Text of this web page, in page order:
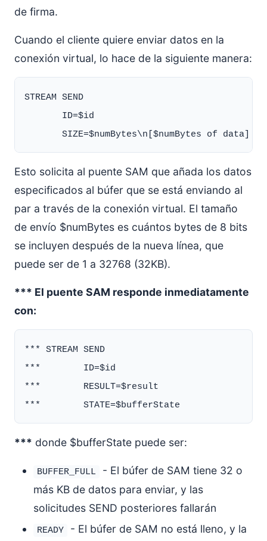
de firma.
Cuando el cliente quiere enviar datos en la
conexión virtual, lo hace de la siguiente manera:
STREAM SEND
       ID=$id
Esto solicita al puente SAM que añada los datos
especificados al búfer que se está enviando al
par a través de la conexión virtual. El tamaño
de envío $numBytes es cuántos bytes de 8 bits
se incluyen después de la nueva línea, que
puede ser de 1 a 32768 (32KB).
*** El puente SAM responde inmediatamente
con:
*** STREAM SEND
***        ID=$id
***        RESULT=$result
*** donde $bufferState puede ser:
BUFFER_FULL
- El búfer de SAM tiene 32 o
más KB de datos para enviar, y las
solicitudes SEND posteriores fallarán
READY
- El búfer de SAM no está lleno, y la